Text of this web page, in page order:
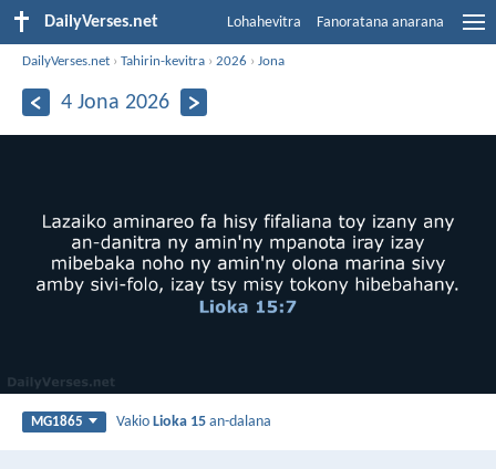
DailyVerses.net Lohahevitra Fanoratana anarana
DailyVerses.net ›Tahirin-kevitra ›2026 ›Jona
4 Jona 2026
MG1865 VakioLioka 15 an-dalana